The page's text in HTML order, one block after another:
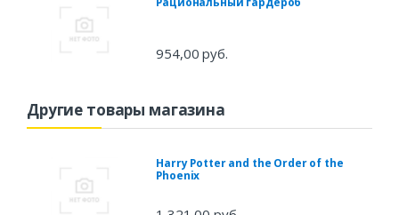
954,00 руб.
Другие товары магазина
Harry Potter and the Order of the
Phoenix